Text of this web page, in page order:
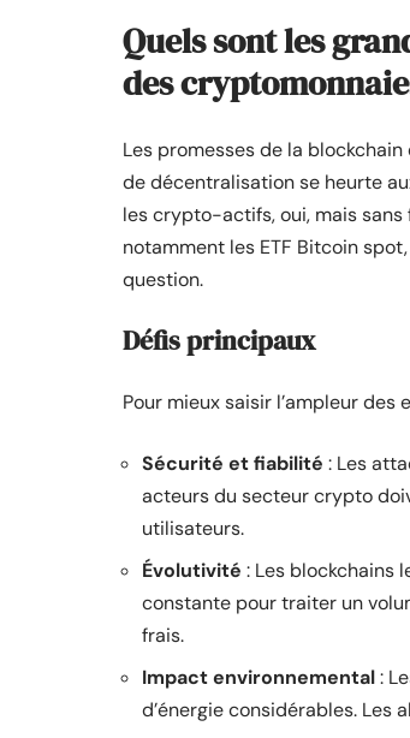
Quels sont les
des
Les promesses de la
de décentralisation se heurte
les crypto-actifs, oui, mais sans
notamment les ETF Bitcoin
question.
Défis principaux
Pour mieux saisir l’ampleur
Sécurité et fiabilité : Les
acteurs du secteur crypto
utilisateurs.
Évolutivité : Les blockchains
constante pour traiter un
frais.
Impact environnemental:
d’énergie considérables. Les